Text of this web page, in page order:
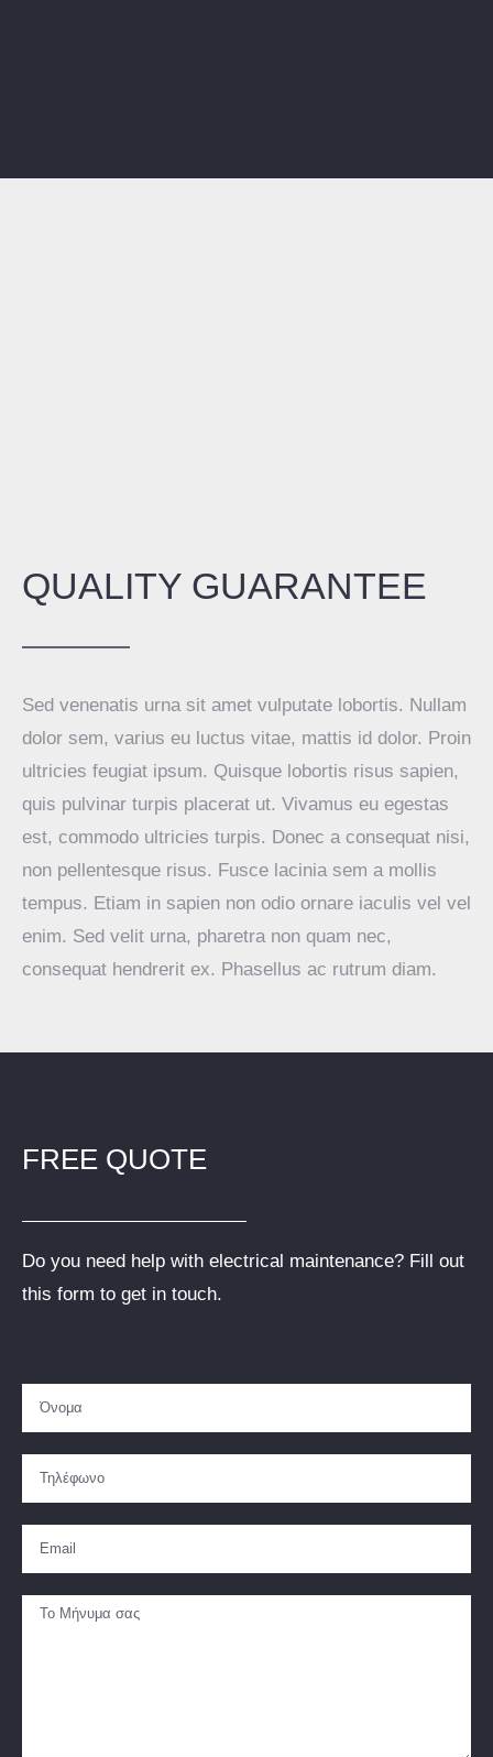
QUALITY GUARANTEE
Sed venenatis urna sit amet vulputate lobortis. Nullam
dolor sem, varius eu luctus vitae, mattis id dolor. Proin
ultricies feugiat ipsum. Quisque lobortis risus sapien,
quis pulvinar turpis placerat ut. Vivamus eu egestas
est, commodo ultricies turpis. Donec a consequat nisi,
non pellentesque risus. Fusce lacinia sem a mollis
tempus. Etiam in sapien non odio ornare iaculis vel vel
enim. Sed velit urna, pharetra non quam nec,
consequat hendrerit ex. Phasellus ac rutrum diam.
FREE QUOTE
Do you need help with electrical maintenance? Fill out
this form to get in touch.